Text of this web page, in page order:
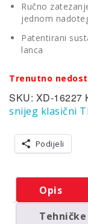
Ručno
jednom
Patentirani
lanca
Trenutno
SKU: XD-16227
snijeg klasični
Podijeli
Opis